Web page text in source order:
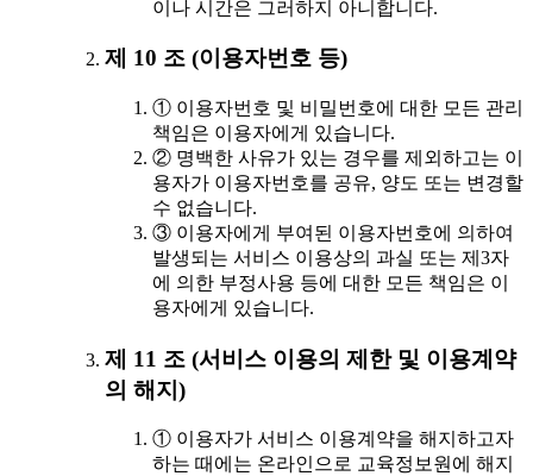
이나 시간은 그러하지 아니합니다.
제 10 조 (이용자번호 등)
① 이용자번호 및 비밀번호에 대한 모든 관리
책임은 이용자에게 있습니다.
② 명백한 사유가 있는 경우를 제외하고는 이
용자가 이용자번호를 공유, 양도 또는 변경할
수 없습니다.
③ 이용자에게 부여된 이용자번호에 의하여
발생되는 서비스 이용상의 과실 또는 제3자
에 의한 부정사용 등에 대한 모든 책임은 이
용자에게 있습니다.
제 11 조 (서비스 이용의 제한 및 이용계약
의 해지)
① 이용자가 서비스 이용계약을 해지하고자
하는 때에는 온라인으로 교육정보원에 해지